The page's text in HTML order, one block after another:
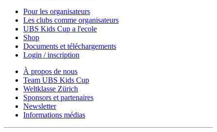
Pour les organisateurs
Les clubs comme organisateurs
UBS Kids Cup a l'ecole
Shop
Documents et téléchargements
Login / inscription
À propos de nous
Team UBS Kids Cup
Weltklasse Zürich
Sponsors et partenaires
Newsletter
Informations médias